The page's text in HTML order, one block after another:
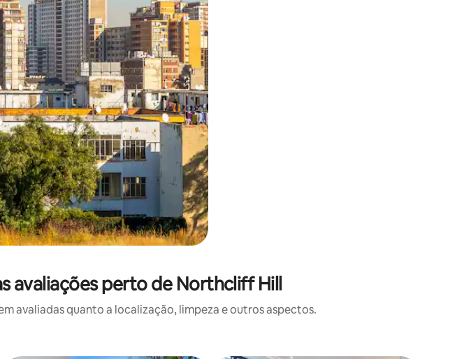
baixo do teclado ou tocando e deslizando o dedo na tela.
avaliações perto de Northcliff Hill
avaliadas quanto a localização, limpeza e outros aspectos.